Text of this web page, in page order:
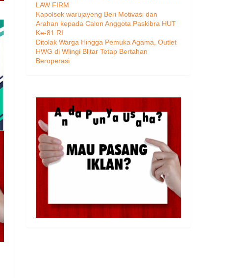
LAW FIRM
Kapolsek warujayeng Beri Motivasi dan
Arahan kepada Calon Anggota Paskibra HUT
Ke-81 RI
Ditolak Warga Hingga Pemuka Agama, Outlet
HWG di Wlingi Blitar Tetap Bertahan
Beroperasi